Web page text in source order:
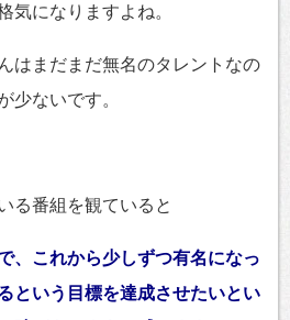
気になりますよね。
はまだまだ無名のタレントなの
少ないです。
る番組を観ていると
、これから少しずつ有名になっ
という目標を達成させたいとい